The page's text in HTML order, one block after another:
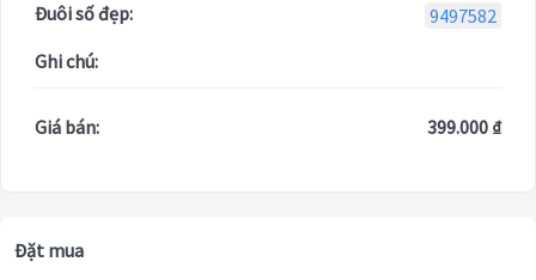
Đuôi số đẹp:
9497582
Ghi chú:
Giá bán: 399.000 ₫
Đặt mua